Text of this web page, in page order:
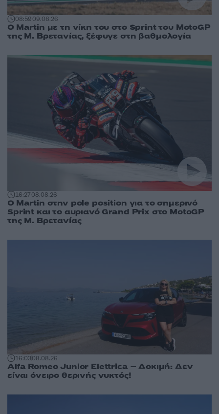
08:5909.08.26
O Martin με τη νίκη του στο Sprint του MotoGP
της Μ. Βρετανίας, ξέφυγε στη βαθμολογία
16:2708.08.26
O Martin στην pole position για το σημερινό
Sprint και το αυριανό Grand Prix στο MotoGP
της Μ. Βρετανίας
16:0308.08.26
Alfa Romeo Junior Elettrica – Δοκιμή: Δεν
είναι όνειρο θερινής νυκτός!